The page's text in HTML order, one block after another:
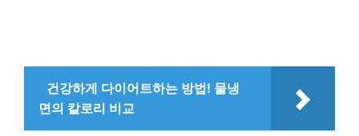
건강하게 다이어트하는 방법! 물냉
면의 칼로리 비교